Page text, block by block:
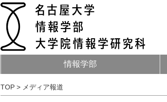
情報学部
TOP > メディア報道